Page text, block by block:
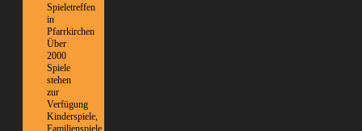
Spieletreffen
in
Pfarrkirchen
Über
2000
Spiele
stehen
zur
Verfügung
Kinderspiele,
Familienspiele,